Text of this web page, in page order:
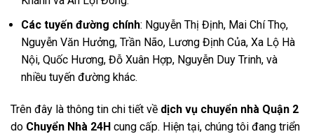
Các tuyến đường chính: Nguyễn Thị Định, Mai Chí Thọ,
Nguyễn Văn Hưởng, Trần Não, Lương Định Của, Xa Lộ Hà
Nội, Quốc Hương, Đỗ Xuân Hợp, Nguyễn Duy Trinh, và
nhiều tuyến đường khác.
Trên đây là thông tin chi tiết về dịch vụ chuyển nhà Quận 2
do Chuyển Nhà 24H cung cấp. Hiện tại, chúng tôi đang triển